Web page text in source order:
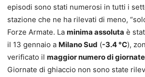
episodi sono stati numerosi in tutti i
stazione che ne ha rilevati di meno,
Forze Armate. La minima assoluta è
il 13 gennaio a Milano Sud (-3.4 °C),
verificato il maggior numero di
Giornate di ghiaccio non sono state